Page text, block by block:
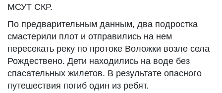
МСУТ СКР.
По предварительным данным, два подростка
смастерили плот и отправились на нем
пересекать реку по протоке Воложки возле села
Рождествено. Дети находились на воде без
спасательных жилетов. В результате опасного
путешествия погиб один из ребят.